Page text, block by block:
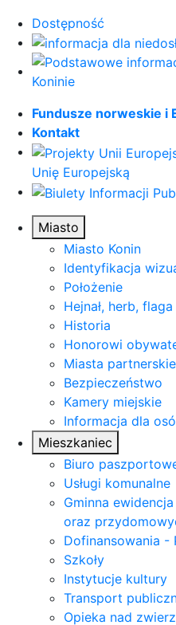
Dostępność
Fundusze norweskie i
Kontakt
Unię Europejską
Miasto
Miasto Konin
Identyfikacja
Położenie
Hejnał, herb, flaga
Historia
Honorowi
Miasta partnerskie
Bezpieczeństwo
Kamery miejskie
Informacja dla
Mieszkaniec
Biuro
Usługi komunalne
Gminna
oraz
Dofinansowania -
Szkoły
Instytucje kultury
Transport
Opieka nad